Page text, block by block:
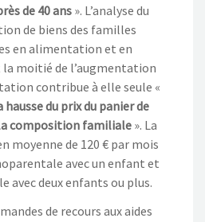
de 40 ans ». L’analyse du
de biens des familles
en alimentation et en
moitié de l’augmentation
contribue à elle seule «
du prix du panier de
composition familiale ». La
moyenne de 120 € par mois
avec un enfant et
avec deux enfants ou plus.
de recours aux aides